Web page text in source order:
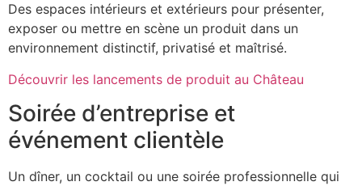
Des espaces intérieurs et extérieurs pour présenter,
exposer ou mettre en scène un produit dans un
environnement distinctif, privatisé et maîtrisé.
Découvrir les lancements de produit au Château
Soirée d’entreprise et
événement clientèle
Un dîner, un cocktail ou une soirée professionnelle qui